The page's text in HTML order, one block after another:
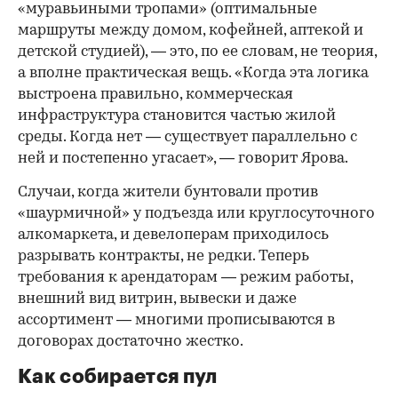
«муравьиными тропами» (оптимальные
маршруты между домом, кофейней, аптекой и
детской студией), — это, по ее словам, не теория,
а вполне практическая вещь. «Когда эта логика
выстроена правильно, коммерческая
инфраструктура становится частью жилой
среды. Когда нет — существует параллельно с
ней и постепенно угасает», — говорит Ярова.
Случаи, когда жители бунтовали против
«шаурмичной» у подъезда или круглосуточного
алкомаркета, и девелоперам приходилось
разрывать контракты, не редки. Теперь
требования к арендаторам — режим работы,
внешний вид витрин, вывески и даже
ассортимент — многими прописываются в
договорах достаточно жестко.
Как собирается пул